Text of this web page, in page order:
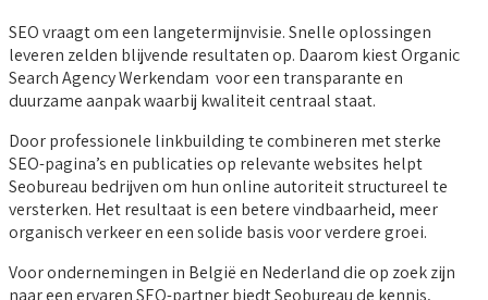
SEO vraagt om een langetermijnvisie. Snelle oplossingen
leveren zelden blijvende resultaten op. Daarom kiest Organic
Search Agency Werkendam voor een transparante en
duurzame aanpak waarbij kwaliteit centraal staat.
Door professionele linkbuilding te combineren met sterke
SEO-pagina’s en publicaties op relevante websites helpt
Seobureau bedrijven om hun online autoriteit structureel te
versterken. Het resultaat is een betere vindbaarheid, meer
organisch verkeer en een solide basis voor verdere groei.
Voor ondernemingen in België en Nederland die op zoek zijn
naar een ervaren SEO-partner biedt Seobureau de kennis,